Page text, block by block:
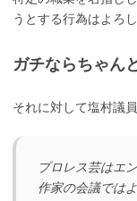
うとする行為はよろ
ガチならちゃん
それに対して塩村議員
プロレス芸はエ
作家の会議では